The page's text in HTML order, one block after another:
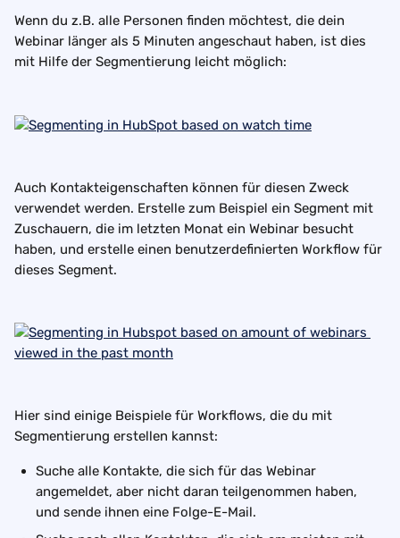
Wenn du z.B. alle Personen finden möchtest, die dein
Webinar länger als 5 Minuten angeschaut haben, ist dies
mit Hilfe der Segmentierung leicht möglich:
Auch Kontakteigenschaften können für diesen Zweck
verwendet werden. Erstelle zum Beispiel ein Segment mit
Zuschauern, die im letzten Monat ein Webinar besucht
haben, und erstelle einen benutzerdefinierten Workflow für
dieses Segment.
Hier sind einige Beispiele für Workflows, die du mit
Segmentierung erstellen kannst:
Suche alle Kontakte, die sich für das Webinar
angemeldet, aber nicht daran teilgenommen haben,
und sende ihnen eine Folge-E-Mail.